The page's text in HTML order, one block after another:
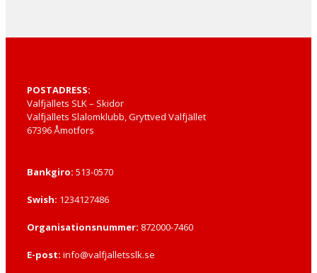
POSTADRESS:
Valfjällets SLK – Skidor
Valfjällets Slalomklubb, Gryttved Valfjället
67396 Åmotfors
Bankgiro: 513-0570
Swish: 1234127486
Organisationsnummer: 872000-7460
E-post: info@valfjalletsslk.se